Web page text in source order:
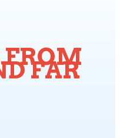
FROM
FAR